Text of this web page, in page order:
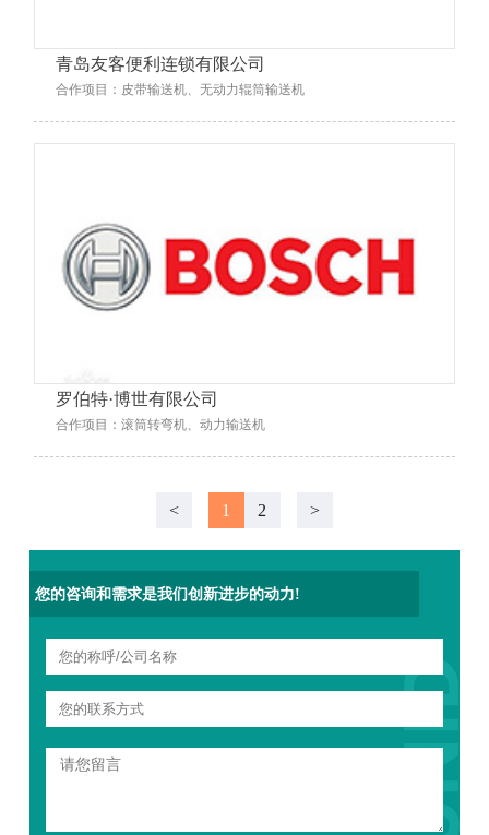
青岛友客便利连锁有限公司
合作项目：皮带输送机、无动力辊筒输送机
罗伯特·博世有限公司
合作项目：滚筒转弯机、动力输送机
>
2
1
<
您的咨询和需求是我们创新进步的动力!